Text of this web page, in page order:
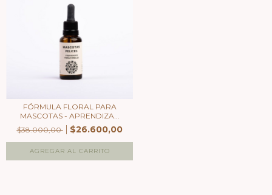
FÓRMULA FLORAL PARA
MASCOTAS - APRENDIZA...
$38.000,00
$26.600,00